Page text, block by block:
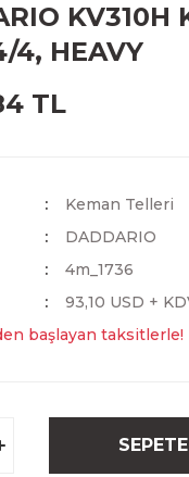
KV310H
4, HEAVY
TL
Keman Telleri
DADDARIO
4m_1736
93,10 USD +
başlayan taksitlerle!